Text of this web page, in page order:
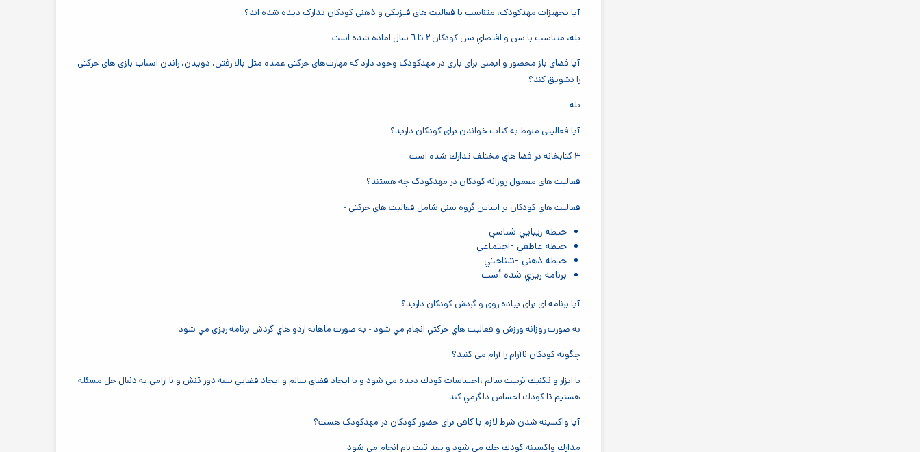
آیا تجهیزات مهدکودک، متناسب با فعالیت های فیزیکی و ذهنی کودکان تدارک دیده شده اند؟
بله، متناسب با سن و اقتضاي سن كودكان ٢ تا ٦ سال اماده شده است
آیا فضای باز محصور و ایمنی برای بازی در مهدکودک وجود دارد که مهارت‌های حرکتی عمده مثل بالا رفتن، ‌دویدن، راندن اسباب بازی های حرکتی
را تشویق کند؟
بله
آیا فعالیتی منوط به کتاب خواندن برای کودکان دارید؟
٣ كتابخانه در فضا هاي مختلف تدارك شده است
فعالیت های معمول روزانه کودکان در مهدکودک چه هستند؟
فعاليت هاي كودكان بر اساس گروه سني شامل فعاليت هاي حركتي -
حيطه زيبايي شناسي
حيطه عاطفي -اجتماعي
حيطه ذهني -شناختي
برنامه ريزي شده أست
آیا برنامه ای برای پیاده روی و گردش کودکان دارید؟
به صورت روزانه ورزش و فعاليت هاي حركتي انجام مي شود - به صورت ماهانه اردو هاي گردش برنامه ريزي مي شود
چگونه کودکان ناآرام را آرام می کنید؟
با ابزار و تكنيك تربيت سالم ،احساسات كودك ديده مي شود و با ايجاد فضاي سالم و ايجاد فضايي سبه دور تنش و نا ارامي به دنبال حل مسئله
هستيم تا كودك احساس دلگرمي كند
آیا واکسینه شدن شرط لازم یا کافی برای حضور کودکان در مهدکودک هست؟
مدارك واكسينه كودك چك مي شود و بعد ثبت نام انجام مي شود